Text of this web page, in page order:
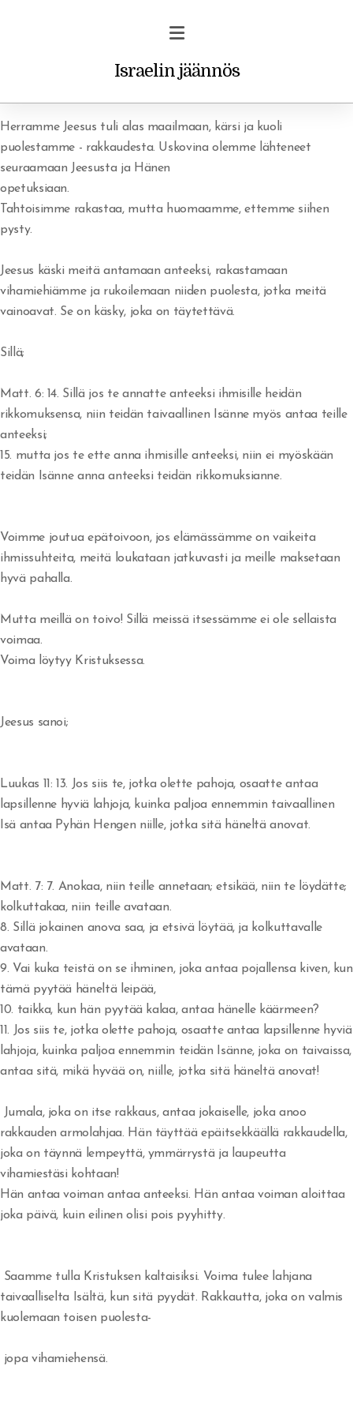
Israelin jäännös
Herramme Jeesus tuli alas maailmaan, kärsi ja kuoli
puolestamme - rakkaudesta. Uskovina olemme lähteneet
seuraamaan Jeesusta ja Hänen
opetuksiaan.
Tahtoisimme rakastaa, mutta huomaamme, ettemme siihen
pysty.
Jeesus käski meitä antamaan anteeksi, rakastamaan
vihamiehiämme ja rukoilemaan niiden puolesta, jotka meitä
vainoavat. Se on käsky, joka on täytettävä.
Sillä;
Matt. 6: 14. Sillä jos te annatte anteeksi ihmisille heidän
rikkomuksensa, niin teidän taivaallinen Isänne myös antaa teille
anteeksi;
15. mutta jos te ette anna ihmisille anteeksi, niin ei myöskään
teidän Isänne anna anteeksi teidän rikkomuksianne.
Voimme joutua epätoivoon, jos elämässämme on vaikeita
ihmissuhteita, meitä loukataan jatkuvasti ja meille maksetaan
hyvä pahalla.
Mutta meillä on toivo! Sillä meissä itsessämme ei ole sellaista
voimaa.
Voima löytyy Kristuksessa.
Jeesus sanoi;
Luukas 11: 13. Jos siis te, jotka olette pahoja, osaatte antaa
lapsillenne hyviä lahjoja, kuinka paljoa ennemmin taivaallinen
Isä antaa Pyhän Hengen niille, jotka sitä häneltä anovat.
Matt. 7: 7. Anokaa, niin teille annetaan; etsikää, niin te löydätte;
kolkuttakaa, niin teille avataan.
8. Sillä jokainen anova saa, ja etsivä löytää, ja kolkuttavalle
avataan.
9. Vai kuka teistä on se ihminen, joka antaa pojallensa kiven, kun
tämä pyytää häneltä leipää,
10. taikka, kun hän pyytää kalaa, antaa hänelle käärmeen?
11. Jos siis te, jotka olette pahoja, osaatte antaa lapsillenne hyviä
lahjoja, kuinka paljoa ennemmin teidän Isänne, joka on taivaissa,
antaa sitä, mikä hyvää on, niille, jotka sitä häneltä anovat!
Jumala, joka on itse rakkaus, antaa jokaiselle, joka anoo
rakkauden armolahjaa. Hän täyttää epäitsekkäällä rakkaudella,
joka on täynnä lempeyttä, ymmärrystä ja laupeutta
vihamiestäsi kohtaan!
Hän antaa voiman antaa anteeksi. Hän antaa voiman aloittaa
joka päivä, kuin eilinen olisi pois pyyhitty.
Saamme tulla Kristuksen kaltaisiksi. Voima tulee lahjana
taivaalliselta Isältä, kun sitä pyydät. Rakkautta, joka on valmis
kuolemaan toisen puolesta-
jopa vihamiehensä.
Profetiat ja unet
Jerobeam vai Paavali?
Rukousvastauksia ja Jumalan huolenpitoa
Herran koulussa
Tuli syttyy rinnassa
Voittoja
Rakkautta veljiäni kohtaan
Armoa armon päälle
Herätys tulee - vaino alkaa
Itsensä hyväksyminen
Tuomitseminen
Iankaikkisia siunauksia
Viisauden ja tiedon viettelys
Seuraatko Jeesusta?
Pyydä rakkautta ja saat sen
Jumalan Sanan kunnioittaminen
Hedelmän tuottaminen ja suhde Herraan
Tottelemattomuus